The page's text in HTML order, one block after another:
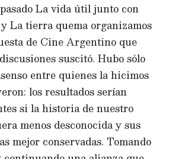
La vida útil junto con
La tierra quema organizamos
de Cine Argentino que
suscitó. Hubo sólo
entre quienes la hicimos
los resultados serían
si la historia de nuestro
menos desconocida y sus
mejor conservadas. Tomando